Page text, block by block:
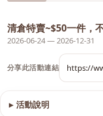
清倉特賣~$50一件，
2026-06-24 — 2026-12-31
分享此活動連結
▸ 活動說明
查看圖片